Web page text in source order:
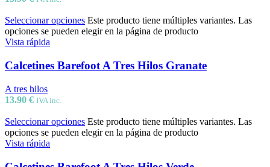
Seleccionar opciones Este producto tiene múltiples variantes. Las
opciones se pueden elegir en la página de producto
Vista rápida
Calcetines Barefoot A Tres Hilos Granate
A tres hilos
13.90 € IVA inc.
Seleccionar opciones Este producto tiene múltiples variantes. Las
opciones se pueden elegir en la página de producto
Vista rápida